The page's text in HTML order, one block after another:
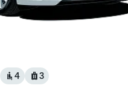
4 3